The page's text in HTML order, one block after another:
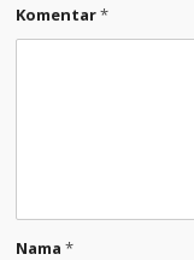
Komentar*
Nama *